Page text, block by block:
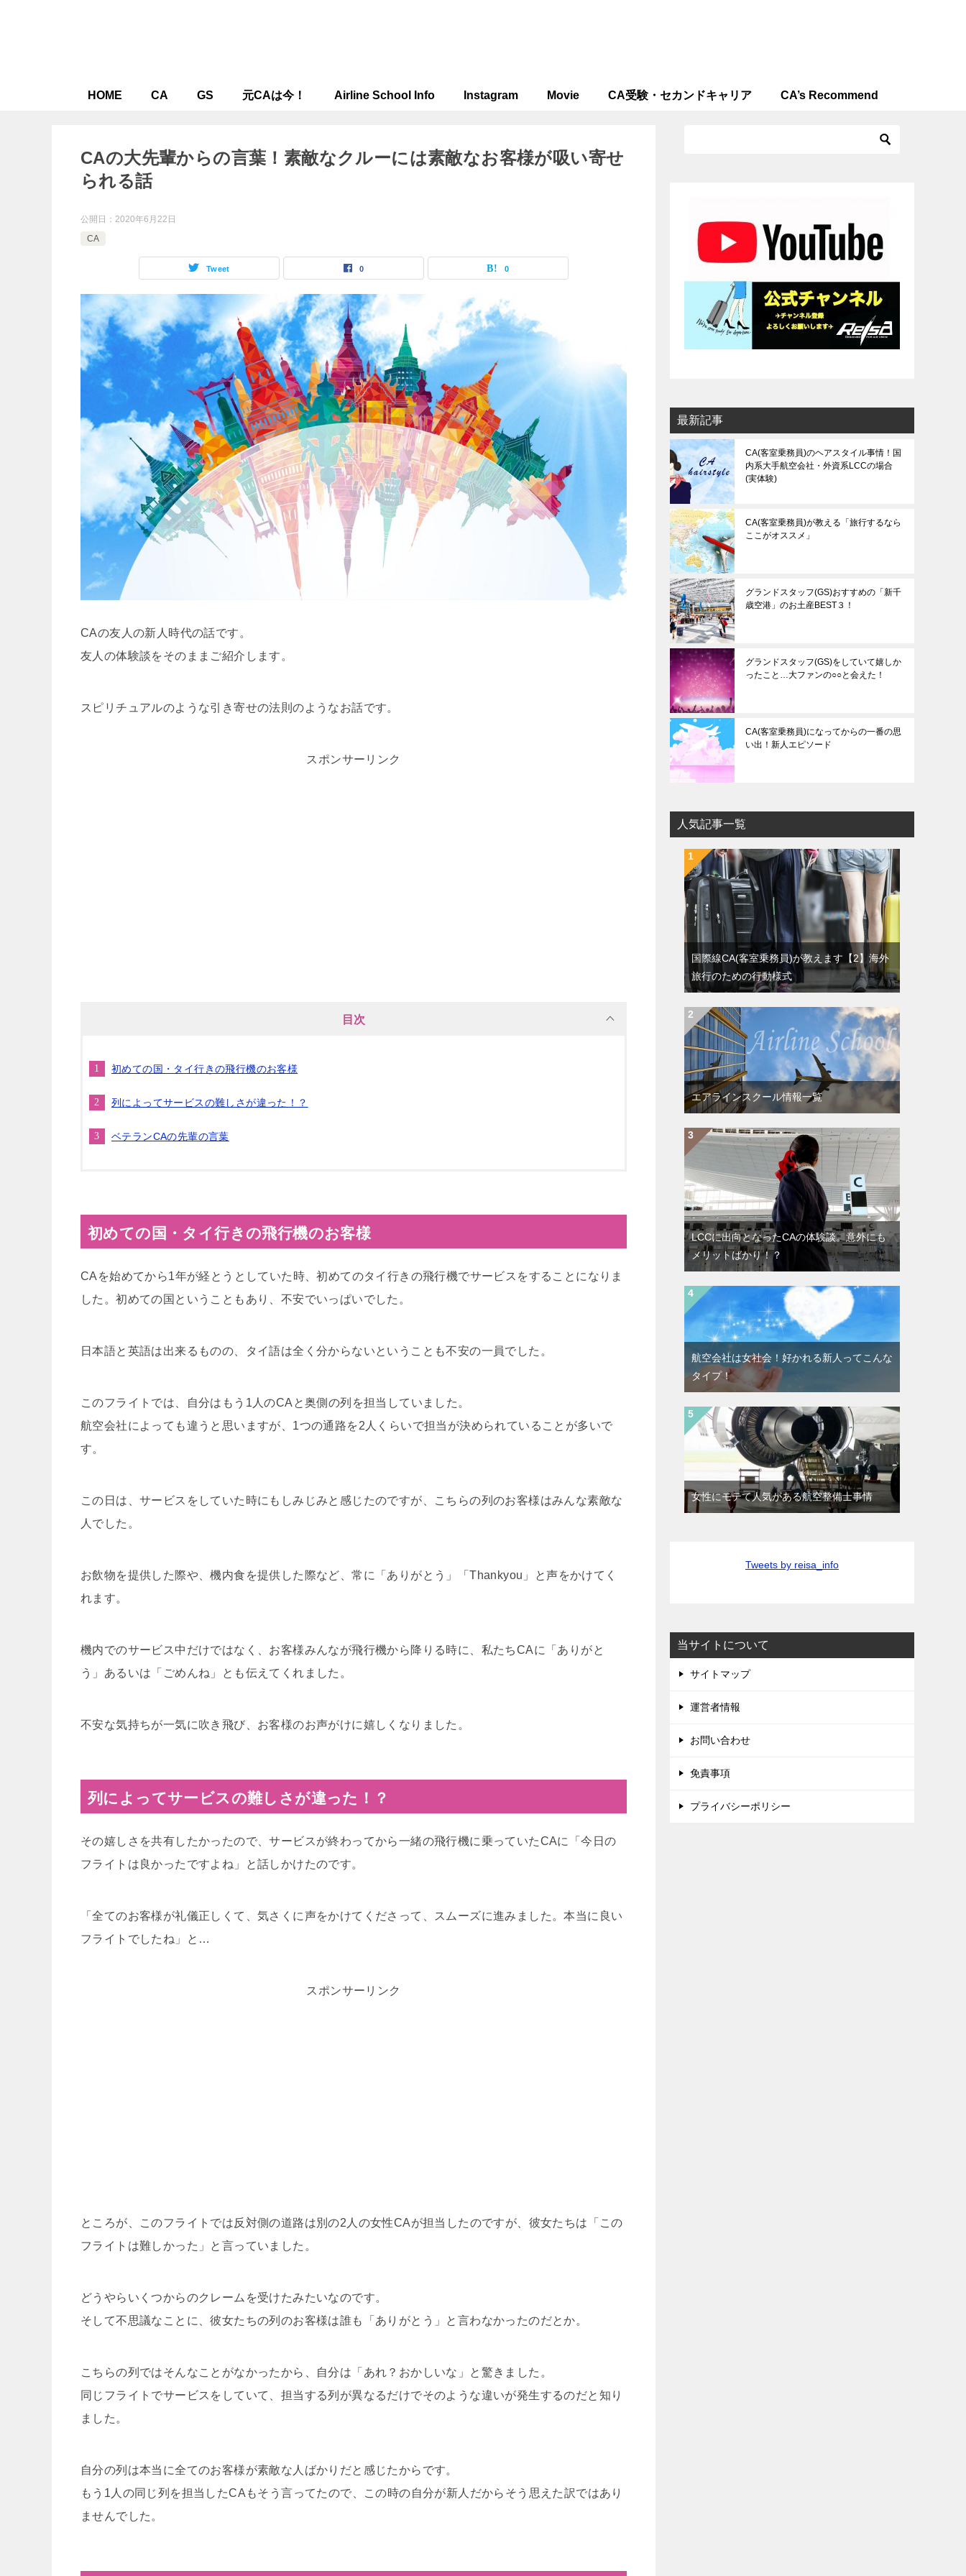
HOME CA GS 元CAは今！ Airline School Info Instagram Movie CA受験・セカンドキャリア CA’s Recommend
CAの大先輩からの言葉！素敵なクルーには素敵なお客様が吸い寄せ
られる話
公開日： 2020年6月22日
CA
Tweet 0 0
CAの友人の新人時代の話です。
友人の体験談をそのままご紹介します。
スピリチュアルのような引き寄せの法則のようなお話です。
スポンサーリンク
目次
初めての国・タイ行きの飛行機のお客様
列によってサービスの難しさが違った！？
ベテランCAの先輩の言葉
初めての国・タイ行きの飛行機のお客様
CAを始めてから1年が経とうとしていた時、初めてのタイ行きの飛行機でサービスをすることになりま
した。初めての国ということもあり、不安でいっぱいでした。
日本語と英語は出来るものの、タイ語は全く分からないということも不安の一員でした。
このフライトでは、自分はもう1人のCAと奥側の列を担当していました。
航空会社によっても違うと思いますが、1つの通路を2人くらいで担当が決められていることが多いで
す。
この日は、サービスをしていた時にもしみじみと感じたのですが、こちらの列のお客様はみんな素敵な
人でした。
お飲物を提供した際や、機内食を提供した際など、常に「ありがとう」「Thankyou」と声をかけてく
れます。
機内でのサービス中だけではなく、お客様みんなが飛行機から降りる時に、私たちCAに「ありがと
う」あるいは「ごめんね」とも伝えてくれました。
不安な気持ちが一気に吹き飛び、お客様のお声がけに嬉しくなりました。
列によってサービスの難しさが違った！？
その嬉しさを共有したかったので、サービスが終わってから一緒の飛行機に乗っていたCAに「今日の
フライトは良かったですよね」と話しかけたのです。
「全てのお客様が礼儀正しくて、気さくに声をかけてくださって、スムーズに進みました。本当に良い
フライトでしたね」と…
スポンサーリンク
ところが、このフライトでは反対側の道路は別の2人の女性CAが担当したのですが、彼女たちは「この
フライトは難しかった」と言っていました。
どうやらいくつからのクレームを受けたみたいなのです。
そして不思議なことに、彼女たちの列のお客様は誰も「ありがとう」と言わなかったのだとか。
こちらの列ではそんなことがなかったから、自分は「あれ？おかしいな」と驚きました。
同じフライトでサービスをしていて、担当する列が異なるだけでそのような違いが発生するのだと知り
ました。
自分の列は本当に全てのお客様が素敵な人ばかりだと感じたからです。
もう1人の同じ列を担当したCAもそう言ってたので、この時の自分が新人だからそう思えた訳ではあり
ませんでした。
最新記事
CA(客室乗務員)のヘアスタイル事情！国
内系大手航空会社・外資系LCCの場合
(実体験)
CA(客室乗務員)が教える「旅行するなら
ここがオススメ」
グランドスタッフ(GS)おすすめの「新千
歳空港」のお土産BEST３！
グランドスタッフ(GS)をしていて嬉しか
ったこと…大ファンの○○と会えた！
CA(客室乗務員)になってからの一番の思
い出！新人エピソード
人気記事一覧
国際線CA(客室乗務員)が教えます【2】海外
旅行のための行動様式
エアラインスクール情報一覧
LCCに出向となったCAの体験談。意外にも
メリットばかり！？
航空会社は女社会！好かれる新人ってこんな
タイプ！
女性にモテて人気がある航空整備士事情
Tweets by reisa_info
当サイトについて
サイトマップ
運営者情報
お問い合わせ
免責事項
プライバシーポリシー